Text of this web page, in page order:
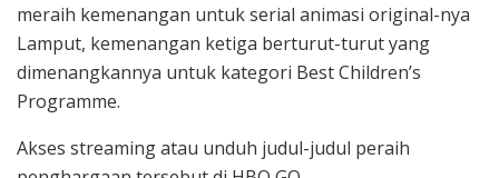
meraih kemenangan untuk serial animasi original-nya
Lamput, kemenangan ketiga berturut-turut yang
dimenangkannya untuk kategori Best Children’s
Programme.
Akses streaming atau unduh judul-judul peraih